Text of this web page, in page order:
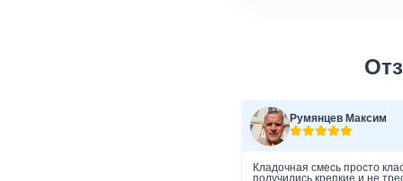
Румянцев Максим
Кладочная смесь просто
получились крепкие и не